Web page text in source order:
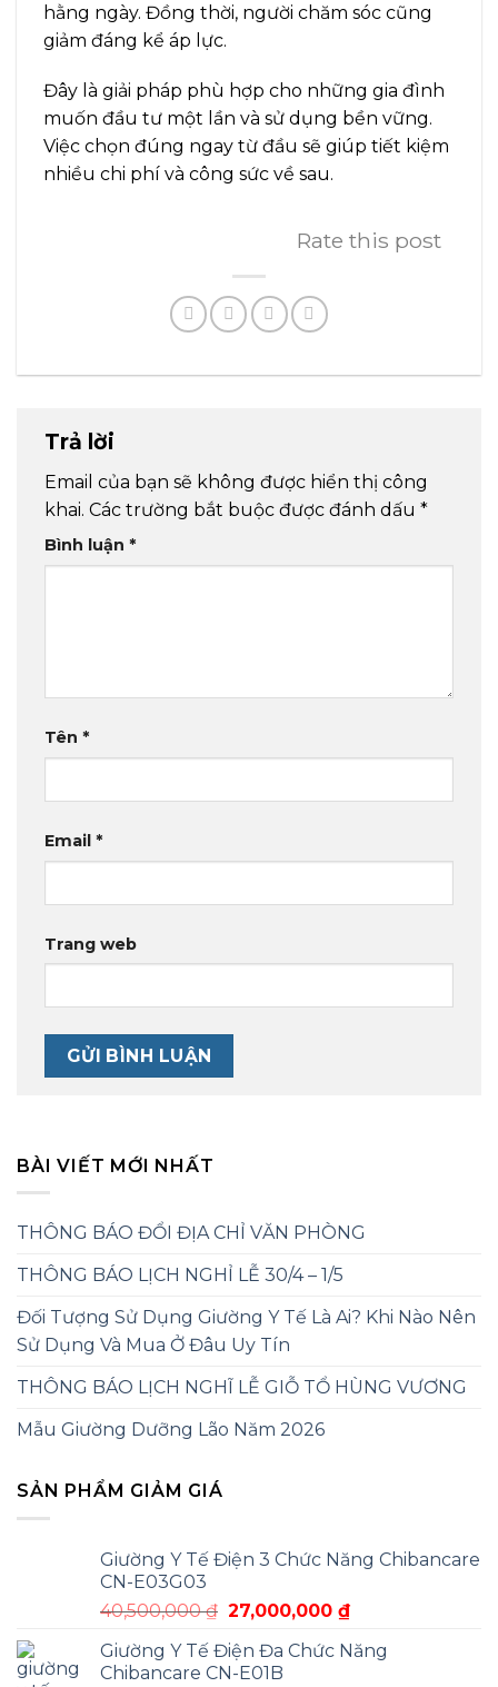
hằng ngày. Đồng thời, người chăm sóc cũng
giảm đáng kể áp lực.
Đây là giải pháp phù hợp cho những gia đình
muốn đầu tư một lần và sử dụng bền vững.
Việc chọn đúng ngay từ đầu sẽ giúp tiết kiệm
nhiều chi phí và công sức về sau.
Rate this post
Trả lời
Email của bạn sẽ không được hiển thị công
khai. Các trường bắt buộc được đánh dấu *
Bình luận *
Tên *
Email *
Trang web
BÀI VIẾT MỚI NHẤT
THÔNG BÁO ĐỔI ĐỊA CHỈ VĂN PHÒNG
THÔNG BÁO LỊCH NGHỈ LỄ 30/4 – 1/5
Đối Tượng Sử Dụng Giường Y Tế Là Ai? Khi Nào Nên
Sử Dụng Và Mua Ở Đâu Uy Tín
THÔNG BÁO LỊCH NGHĨ LỄ GIỖ TỔ HÙNG VƯƠNG
Mẫu Giường Dưỡng Lão Năm 2026
SẢN PHẨM GIẢM GIÁ
Giường Y Tế Điện 3 Chức Năng Chibancare
CN-E03G03
40,500,000₫ Giá
là:
40,500,000 ₫.
27,000,000 ₫Giá
tại
Giường Y Tế Điện Đa Chức Năng
Chibancare CN-E01B